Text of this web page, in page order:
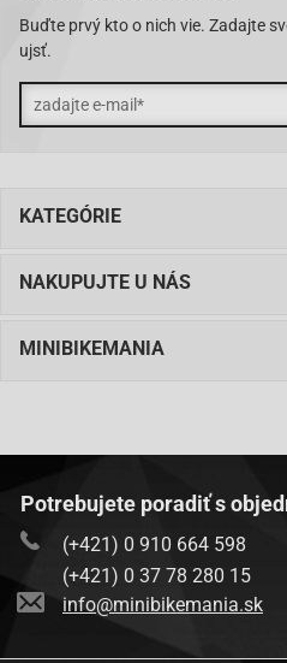
Buďte prvý kto o nich vie. Zadajte
ujsť.
KATEGÓRIE
NAKUPUJTE U NÁS
MINIBIKEMANIA
Potrebujete poradiť s
(+421) 0 910 664 598
(+421) 0 37 78 280 15
info@minibikemania.sk